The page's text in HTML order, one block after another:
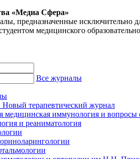
«Медиа Сфера»
предназначенные исключительно
медицинского
Все журналы
Новый терапевтический журнал
медицинская иммунология и вопросы
и реаниматология